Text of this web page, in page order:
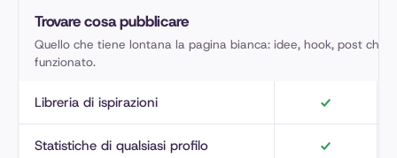
Trovare cosa pubblicare
Quello che tiene lontana la pagina bianca: idee, hook, post che
funzionato.
Libreria di ispirazioni
Statistiche di qualsiasi profilo